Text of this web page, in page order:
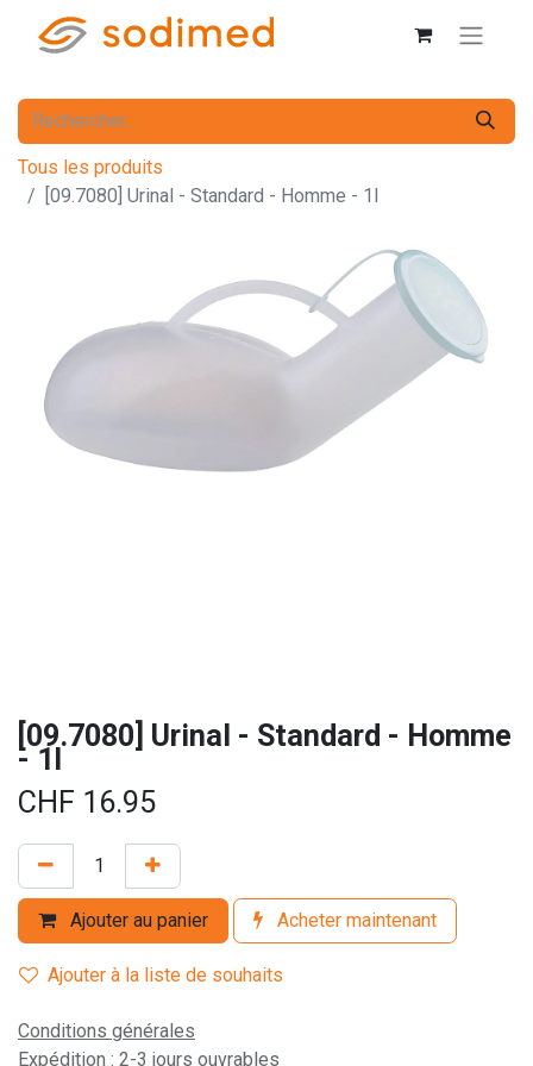
Tous les produits
[09.7080] Urinal - Standard - Homme - 1l
[09.7080] Urinal - Standard - Homme
- 1l
CHF 16.95
Ajouter au panier Acheter maintenant
Ajouter à la liste de souhaits
Conditions générales
Expédition : 2-3 jours ouvrables